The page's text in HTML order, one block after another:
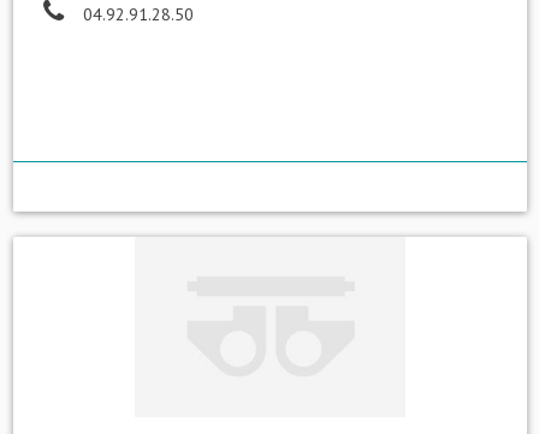
04.92.91.28.50